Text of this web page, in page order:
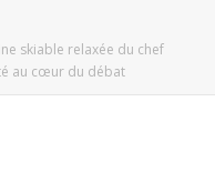
skiable relaxée du chef
au cœur du débat